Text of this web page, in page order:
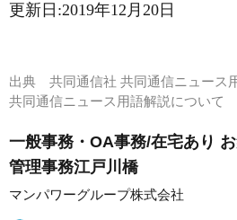
更新日:2019年12月20日
出典 共同通信社 共同通信ニュース
共同通信ニュース用語解説について
一般事務・OA事務/在宅あり
管理事務江戸川橋
マンパワーグループ株式会社